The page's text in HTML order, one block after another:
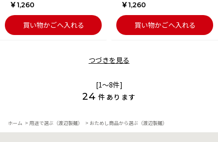
￥1,260
買い物かごへ入れる
￥1,260
買い物かごへ入れる
つづきを見る
[1～8件]
24 件あります
ホーム > 用途で選ぶ（渡辺製麺） > おためし商品から選ぶ（渡辺製麺）